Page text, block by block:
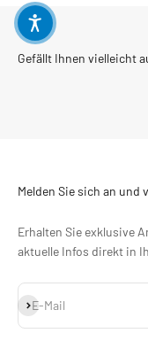
Melden Sie sich an und
Erhalten Sie exklusive
aktuelle Infos direkt in
E-Mail
Abonnieren